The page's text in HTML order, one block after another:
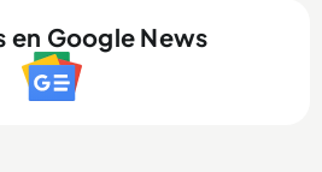
en Google News